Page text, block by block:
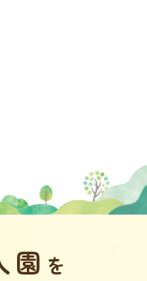
園 を